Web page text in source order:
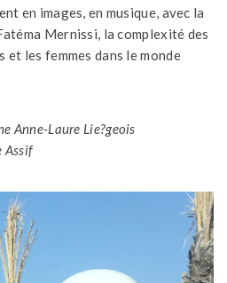
en images, en musique, avec la
Mernissi, la complexité des
les femmes dans le monde
Anne-Laure Lie?geois
Assif